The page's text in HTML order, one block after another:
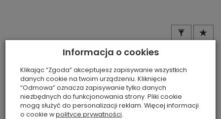
Informacja o cookies
Klikając “Zgoda” akceptujesz zapisywanie wszystkich
danych cookie na twoim urządzeniu. Kliknięcie
“Odmowa” oznacza zapisywanie tylko danych
niezbędnych do funkcjonowania strony. Pliki cookie
mogą służyć do personalizacji reklam. Więcej informacji
o cookie wpolityce prywatności.